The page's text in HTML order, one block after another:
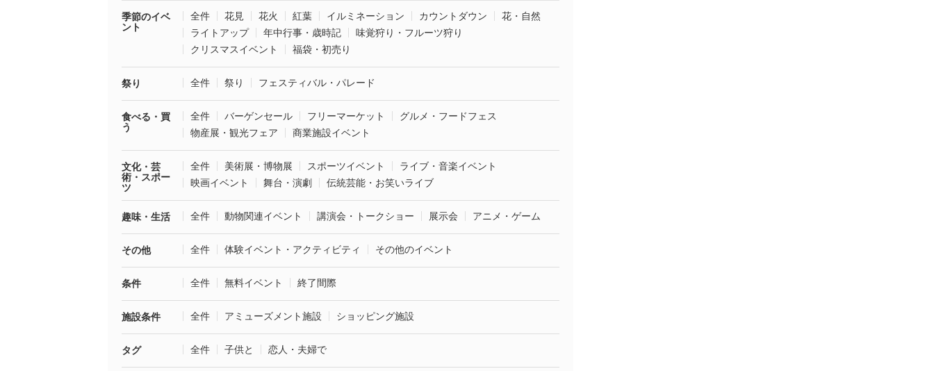
季節のイベ
ント
全件 花見 花火 紅葉 イルミネーション カウントダウン
花・自然
ライトアップ
年中行事・歳時記
味覚狩り・フルーツ狩り
クリスマスイベント
福袋・初売り
祭り 全件 祭り フェスティバル・パレード
食べる・買
う
全件 バーゲンセール フリーマーケット
グルメ・フードフェス
物産展・観光フェア
商業施設イベント
文化・芸
術・スポー
ツ
全件 美術展・博物展 スポーツイベント
ライブ・音楽イベント
映画イベント
舞台・演劇 伝統芸能・お笑いライブ
趣味・生活 全件 動物関連イベント 講演会・トークショー 展示会 アニメ・ゲーム
その他 全件 体験イベント・アクティビティ その他のイベント
条件 全件 無料イベント 終了間際
施設条件 全件 アミューズメント施設 ショッピング施設
タグ 全件 子供と 恋人・夫婦で